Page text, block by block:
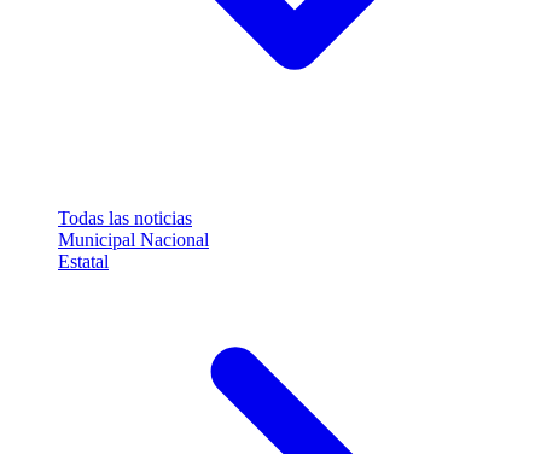
Todas las noticias
Municipal Nacional
Estatal